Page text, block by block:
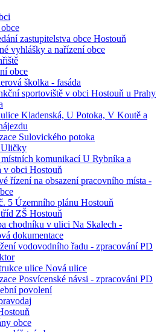
zastupitelstva obce Hostouň
vyhlášky a nařízení obce
obce
školka - fasáda
sportoviště v obci Hostouň u Prahy
Kladenská, U Potoka, V Koutě a
Sulovického potoka
Uličky
komunikací U Rybníka a
v obci Hostouň
řízení na obsazení pracovního místa -
5 Územního plánu Hostouň
ZŠ Hostouň
chodníku v ulici Na Skalech -
dokumentace
vodovodního řadu - zpracování PD
ulice Nová ulice
Posvícenské návsi - zpracováni PD
povolení
obce